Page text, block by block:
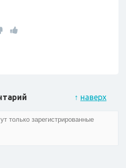
↑ наверх